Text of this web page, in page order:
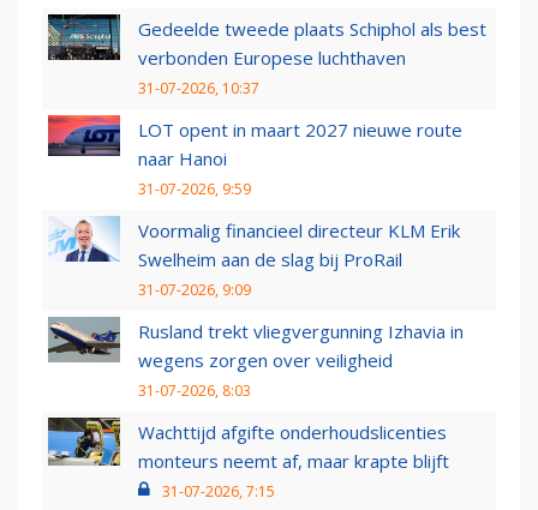
Gedeelde tweede plaats Schiphol als best
verbonden Europese luchthaven
31-07-2026, 10:37
LOT opent in maart 2027 nieuwe route
naar Hanoi
31-07-2026, 9:59
Voormalig financieel directeur KLM Erik
Swelheim aan de slag bij ProRail
31-07-2026, 9:09
Rusland trekt vliegvergunning Izhavia in
wegens zorgen over veiligheid
31-07-2026, 8:03
Wachttijd afgifte onderhoudslicenties
monteurs neemt af, maar krapte blijft
31-07-2026, 7:15